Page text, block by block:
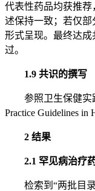
代表性药品均获推
述保持一致；若仅
形式呈现。最终达
过。
1.9 共识的撰写
参照卫生保健实
Practice Guidelines in
2 结果
2.1 罕见病治疗
检索到“两批目